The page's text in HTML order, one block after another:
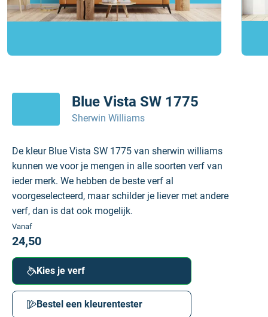
Blue Vista SW 1775
Sherwin Williams
De kleur Blue Vista SW 1775 van sherwin williams
kunnen we voor je mengen in alle soorten verf van
ieder merk. We hebben de beste verf al
voorgeselecteerd, maar schilder je liever met andere
verf, dan is dat ook mogelijk.
Vanaf
24,50
Kies je verf
Bestel een kleurentester